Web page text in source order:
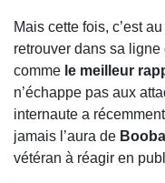
Mais cette fois, c’est
retrouver dans sa
comme le meilleur
n’échappe pas aux
internaute a
jamais l’aura de Booba
vétéran à réagir en